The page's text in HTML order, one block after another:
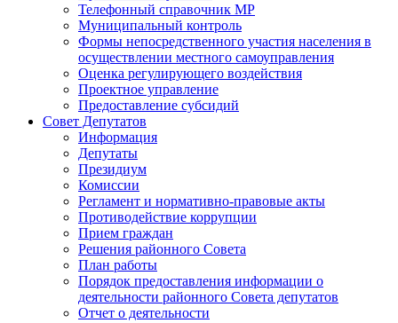
Телефонный справочник МР
Муниципальный контроль
Формы непосредственного участия населения в
осуществлении местного самоуправления
Оценка регулирующего воздействия
Проектное управление
Предоставление субсидий
Совет Депутатов
Информация
Депутаты
Президиум
Комиссии
Регламент и нормативно-правовые акты
Противодействие коррупции
Прием граждан
Решения районного Совета
План работы
Порядок предоставления информации о
деятельности районного Совета депутатов
Отчет о деятельности